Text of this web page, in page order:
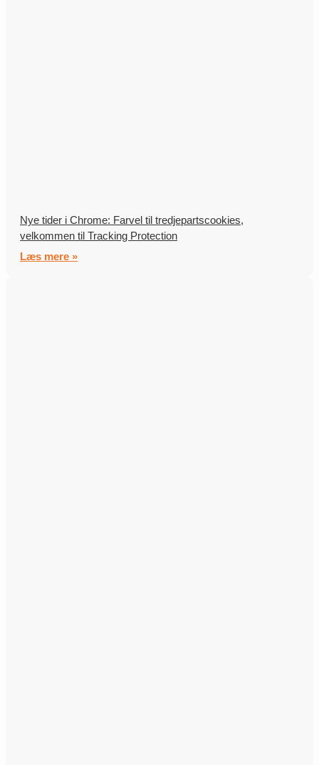
Nye tider i Chrome: Farvel til tredjepartscookies,
velkommen til Tracking Protection
Læs mere »